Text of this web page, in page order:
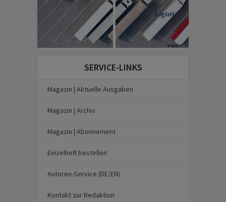
SERVICE-LINKS
Magazin | Aktuelle Ausgaben
Magazin | Archiv
Magazin | Abonnement
Einzelheft bestellen
Autoren-Service (DE/EN)
Kontakt zur Redaktion